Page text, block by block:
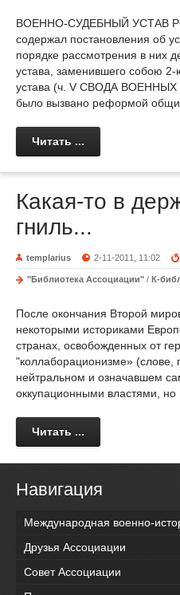
ВОЕННО-СУДЕБНЫЙ УСТАВ
содержал постановления об
порядке рассмотрения в них
устава, заменившего собою 2-
устава (ч. V СВОДА
было вызвано реформой
Читать ...
Какая-то в
гниль...
templarius 2-11-2011, 11:02
"Библиотека Ассоциации" / К-
После окончания Второй
некоторыми историками
странах, освобожденных от
"коллаборационизме» (слове,
нейтральном и означавшем
оккупационными властями, но
Читать ...
Навигация
Международная военно-
Друзья Ассоциации
Совет Ассоциации